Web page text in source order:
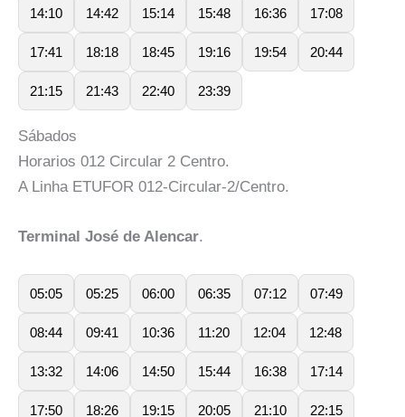
14:10 14:42 15:14 15:48 16:36 17:08
17:41 18:18 18:45 19:16 19:54 20:44
21:15 21:43 22:40 23:39
Sábados
Horarios 012 Circular 2 Centro.
A Linha ETUFOR 012-Circular-2/Centro.
Terminal José de Alencar.
05:05 05:25 06:00 06:35 07:12 07:49
08:44 09:41 10:36 11:20 12:04 12:48
13:32 14:06 14:50 15:44 16:38 17:14
17:50 18:26 19:15 20:05 21:10 22:15